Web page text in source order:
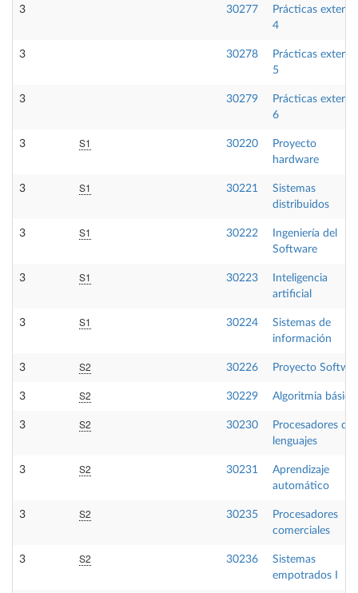
3 30277
Prácticas
4
3 30278
Prácticas
5
3 30279
Prácticas
6
3 S1 30220
Proyecto
hardware
3 S1 30221
Sistemas
distribuidos
3 S1 30222
Ingeniería del
Software
3 S1 30223
Inteligencia
artificial
3 S1 30224
Sistemas de
información
3 S2 30226 Proyecto
3 S2 30229 Algoritmia básica
3 S2 30230
Procesadores de
lenguajes
3 S2 30231
Aprendizaje
automático
3 S2 30235
Procesadores
comerciales
3 S2 30236
Sistemas
empotrados I